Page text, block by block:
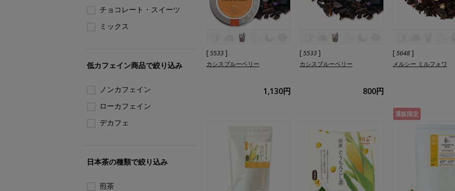
[5533 ]
カシスブルーベリー
1,130円
[5533 ]
カシスブルーベリー
800円
[5648 ]
メルシー ミルフォワ
通販限定
チョコレート・スイーツ
ミックス
低カフェイン商品で絞り込み
ノンカフェイン
ローカフェイン
デカフェ
日本茶の種類で絞り込み
煎茶